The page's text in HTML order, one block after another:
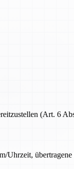
(Art. 6